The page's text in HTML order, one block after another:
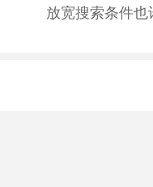
放宽搜索条件